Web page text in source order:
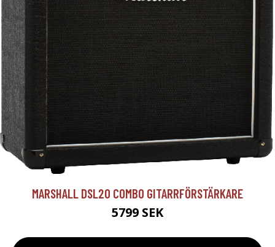
MARSHALL DSL20 COMBO GITARRFÖRSTÄRKARE
5799 SEK